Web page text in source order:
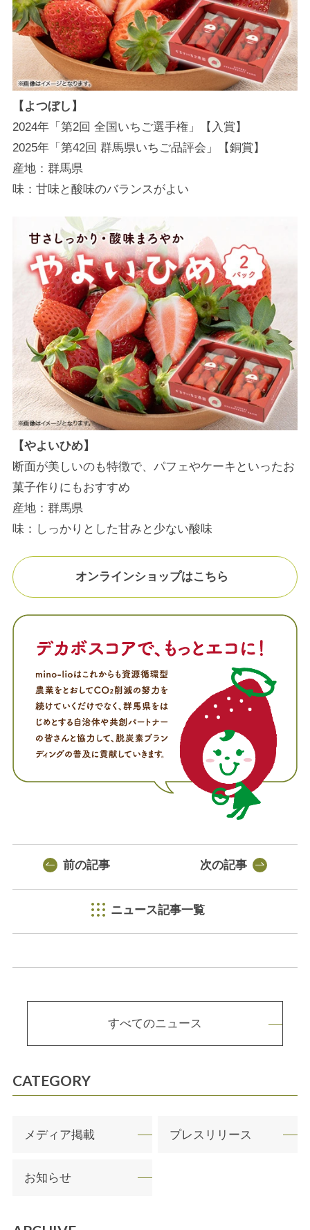
【よつぼし】
2024年「第2回 全国いちご選手権」【入賞】
2025年「第42回 群馬県いちご品評会」【銅賞】
産地：群馬県
味：甘味と酸味のバランスがよい
【やよいひめ】
断面が美しいのも特徴で、パフェやケーキといったお
菓子作りにもおすすめ
産地：群馬県
味：しっかりとした甘みと少ない酸味
オンラインショップはこちら
前の記事
ニュース記事一覧
次の記事
すべてのニュース
CATEGORY
メディア掲載 プレスリリース
お知らせ